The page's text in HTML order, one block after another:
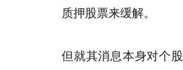
质押股票来缓解。
但就其消息本身对个